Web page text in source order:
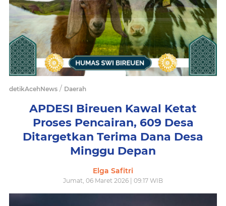
detikAcehNews / Daerah
APDESI Bireuen Kawal Ketat
Proses Pencairan, 609 Desa
Ditargetkan Terima Dana Desa
Minggu Depan
Elga Safitri
Jumat, 06 Maret 2026 | 09:17 WIB